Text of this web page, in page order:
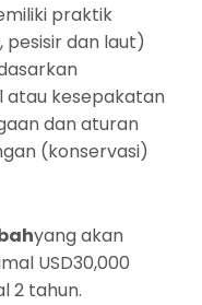
praktik
dan laut)
atau kesepakatan
dan aturan
(konservasi)
yang akan
USD30,000
2 tahun.